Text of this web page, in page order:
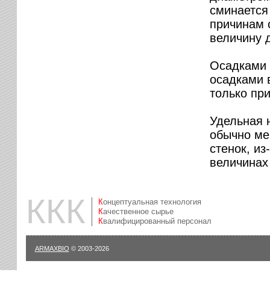
причинам
величину
Осадками
осадками
только
Удельная
обычно
стенок,
ККК
Концептуальная технология
Качественное сырье
Квалифицированный персонал
ARMAXBIO © 2003-2026